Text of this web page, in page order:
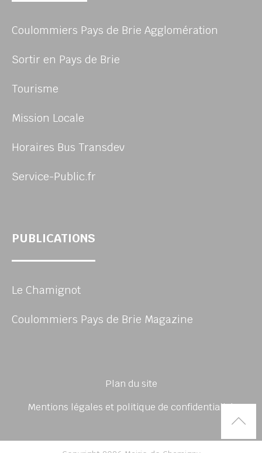
Coulommiers Pays de Brie Agglomération
Sortir en Pays de Brie
Tourisme
Mission Locale
Horaires Bus Transdev
Service-Public.fr
PUBLICATIONS
Le Chamignot
Coulommiers Pays de Brie Magazine
Plan du site
Mentions légales et politique de confidentialité